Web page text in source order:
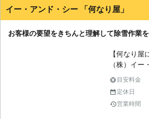
よ。 また、
す。雪が降
設置を行っ
前の備えも
イー・アンド・シー 「何なり屋」
お客様の要望をきちんと理解して除雪作業
【何なり
（株）イ
ず、本気
客様のお家
入念に話し
業務に取り
目安料金
定休日
営業時間